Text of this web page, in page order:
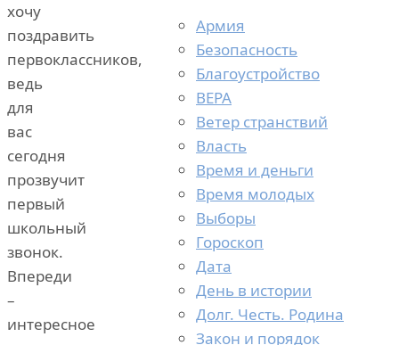
хочу
поздравить
первоклассников,
ведь
для
вас
сегодня
прозвучит
первый
школьный
звонок.
Впереди
–
интересное
Армия
Безопасность
Благоустройство
ВЕРА
Ветер странствий
Власть
Время и деньги
Время молодых
Выборы
Гороскоп
Дата
День в истории
Долг. Честь. Родина
Закон и порядок